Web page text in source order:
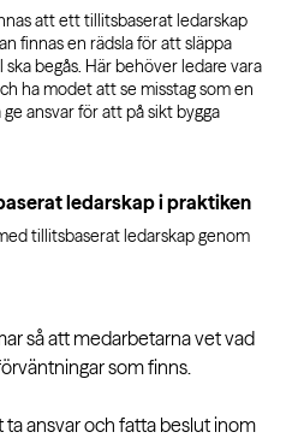
att ett tillitsbaserat ledarskap
finnas en rädsla för att släppa
begås. Här behöver ledare vara
ha modet att se misstag som en
ansvar för att på sikt bygga
ledarskap i praktiken
tillitsbaserat ledarskap genom
så att medarbetarna vet vad
som finns.
ansvar och fatta beslut inom